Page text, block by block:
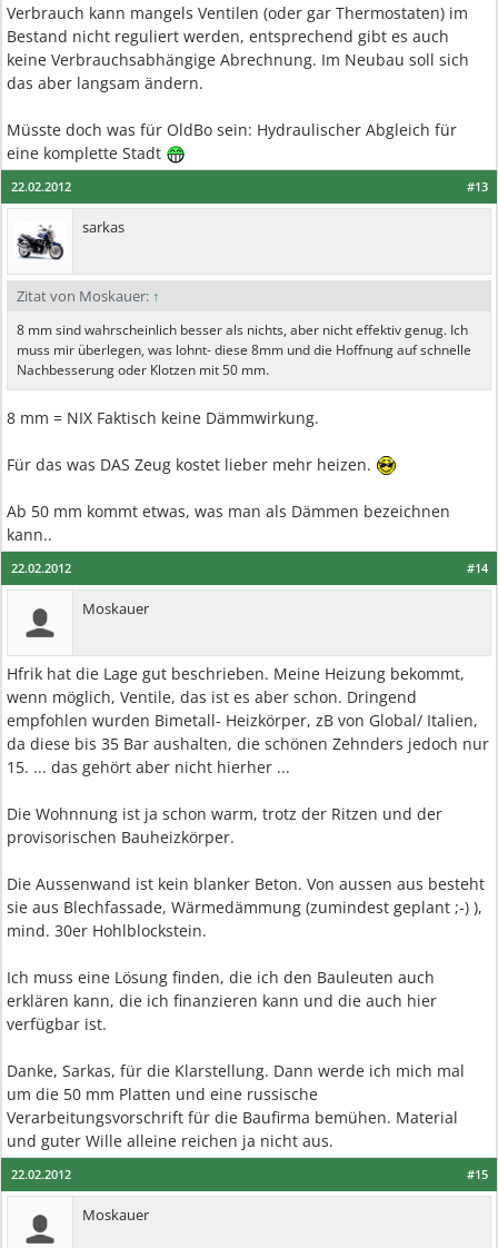
Verbrauch kann mangels Ventilen (oder gar Thermostaten) im
Bestand nicht reguliert werden, entsprechend gibt es auch
keine Verbrauchsabhängige Abrechnung. Im Neubau soll sich
das aber langsam ändern.
Müsste doch was für OldBo sein: Hydraulischer Abgleich für
eine komplette Stadt
#13
22.02.2012
sarkas
Zitat von Moskauer: ↑
8 mm sind wahrscheinlich besser als nichts, aber nicht effektiv genug. Ich
muss mir überlegen, was lohnt- diese 8mm und die Hoffnung auf schnelle
Nachbesserung oder Klotzen mit 50 mm.
8 mm = NIX Faktisch keine Dämmwirkung.
Für das was DAS Zeug kostet lieber mehr heizen.
Ab 50 mm kommt etwas, was man als Dämmen bezeichnen
kann..
#14
22.02.2012
Moskauer
Hfrik hat die Lage gut beschrieben. Meine Heizung bekommt,
wenn möglich, Ventile, das ist es aber schon. Dringend
empfohlen wurden Bimetall- Heizkörper, zB von Global/ Italien,
da diese bis 35 Bar aushalten, die schönen Zehnders jedoch nur
15. ... das gehört aber nicht hierher ...
Die Wohnnung ist ja schon warm, trotz der Ritzen und der
provisorischen Bauheizkörper.
Die Aussenwand ist kein blanker Beton. Von aussen aus besteht
sie aus Blechfassade, Wärmedämmung (zumindest geplant ;-) ),
mind. 30er Hohlblockstein.
Ich muss eine Lösung finden, die ich den Bauleuten auch
erklären kann, die ich finanzieren kann und die auch hier
verfügbar ist.
Danke, Sarkas, für die Klarstellung. Dann werde ich mich mal
um die 50 mm Platten und eine russische
Verarbeitungsvorschrift für die Baufirma bemühen. Material
und guter Wille alleine reichen ja nicht aus.
#15
22.02.2012
Moskauer